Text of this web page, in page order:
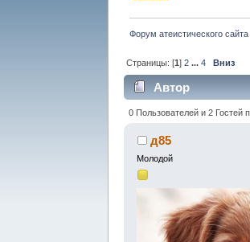
Форум атеистического сайта
Страницы: [1] 2 ... 4 Вниз
Автор
0 Пользователей и 2 Гостей
д85
Молодой